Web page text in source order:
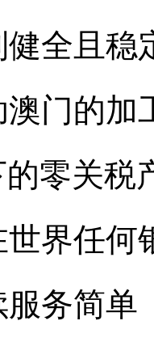
健全且稳
澳门的加
的零关税
世界任何
服务简单